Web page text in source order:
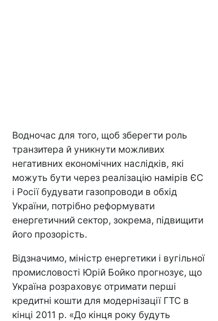
Водночас для того, щоб зберегти роль
транзитера й уникнути можливих
негативних економічних наслідків, які
можуть бути через реалізацію намірів ЄС
i Росії будувати газопроводи в обхід
України, потрібно реформувати
енергетичний сектор, зокрема, підвищити
його прозорість.
Відзначимо, міністр енергетики і вугільної
промисловості Юрій Бойко прогнозує, що
Україна розраховує отримати перші
кредитні кошти для модернізації ГТС в
кінці 2011 р. «До кінця року будуть